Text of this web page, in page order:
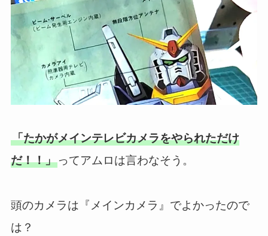
「たかがメインテレビカメラをやられただけ
だ！！」ってアムロは言わなそう。
頭のカメラは『メインカメラ』でよかったので
は？